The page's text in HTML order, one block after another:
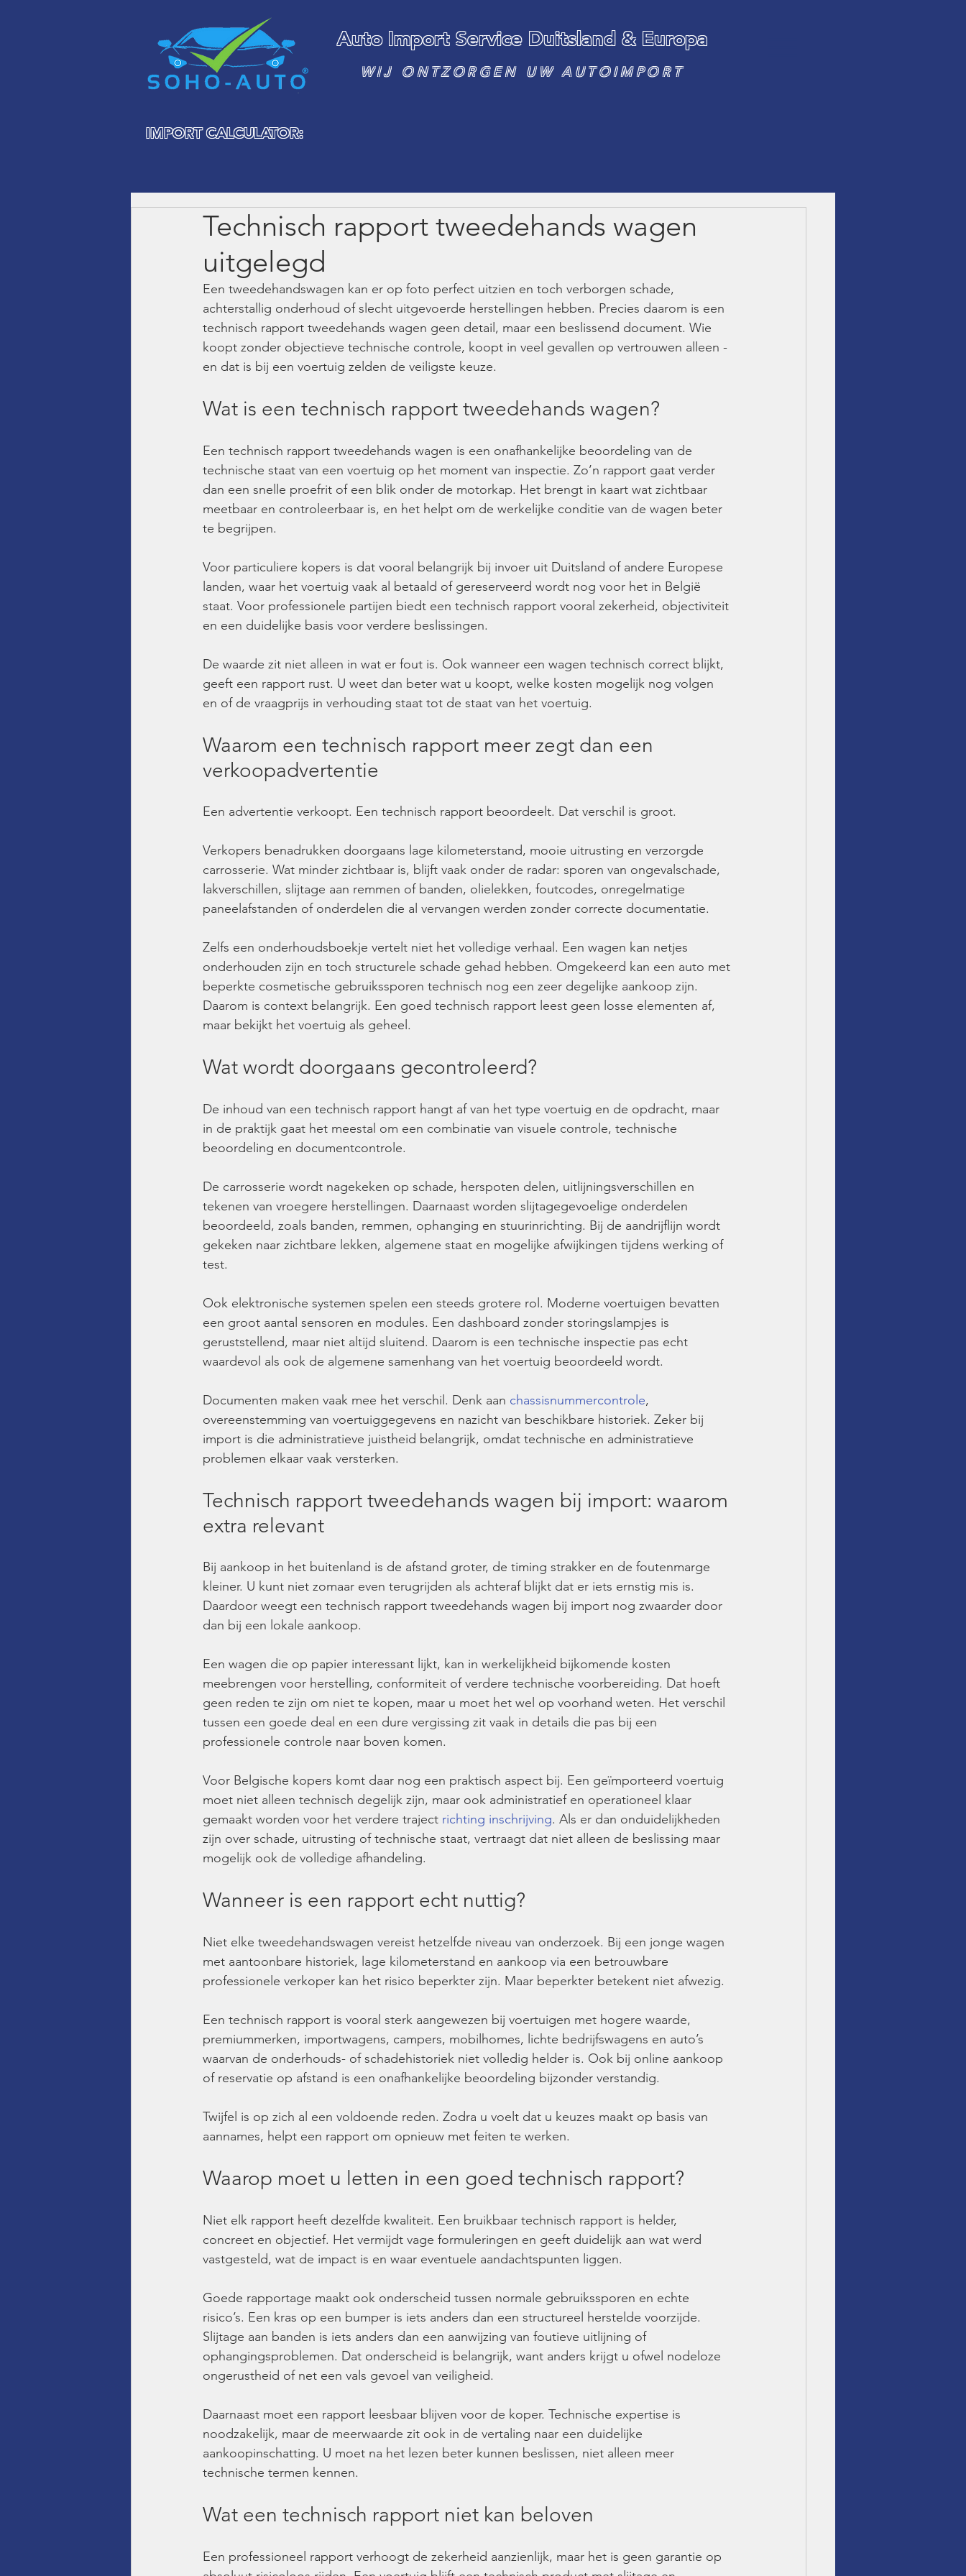
Auto Import Service Duitsland & Europa
WIJ ONTZORGEN UW AUTOIMPORT
IMPORT CALCULATOR:
Technisch rapport tweedehands wagen
uitgelegd
Een tweedehandswagen kan er op foto perfect uitzien en toch verborgen schade,
achterstallig onderhoud of slecht uitgevoerde herstellingen hebben. Precies daarom is een
technisch rapport tweedehands wagen geen detail, maar een beslissend document. Wie
koopt zonder objectieve technische controle, koopt in veel gevallen op vertrouwen alleen -
en dat is bij een voertuig zelden de veiligste keuze.
Wat is een technisch rapport tweedehands wagen?
Een technisch rapport tweedehands wagen is een onafhankelijke beoordeling van de
technische staat van een voertuig op het moment van inspectie. Zo’n rapport gaat verder
dan een snelle proefrit of een blik onder de motorkap. Het brengt in kaart wat zichtbaar
meetbaar en controleerbaar is, en het helpt om de werkelijke conditie van de wagen beter
te begrijpen.
Voor particuliere kopers is dat vooral belangrijk bij invoer uit Duitsland of andere Europese
landen, waar het voertuig vaak al betaald of gereserveerd wordt nog voor het in België
staat. Voor professionele partijen biedt een technisch rapport vooral zekerheid, objectiviteit
en een duidelijke basis voor verdere beslissingen.
De waarde zit niet alleen in wat er fout is. Ook wanneer een wagen technisch correct blijkt,
geeft een rapport rust. U weet dan beter wat u koopt, welke kosten mogelijk nog volgen
en of de vraagprijs in verhouding staat tot de staat van het voertuig.
Waarom een technisch rapport meer zegt dan een
verkoopadvertentie
Een advertentie verkoopt. Een technisch rapport beoordeelt. Dat verschil is groot.
Verkopers benadrukken doorgaans lage kilometerstand, mooie uitrusting en verzorgde
carrosserie. Wat minder zichtbaar is, blijft vaak onder de radar: sporen van ongevalschade,
lakverschillen, slijtage aan remmen of banden, olielekken, foutcodes, onregelmatige
paneelafstanden of onderdelen die al vervangen werden zonder correcte documentatie.
Zelfs een onderhoudsboekje vertelt niet het volledige verhaal. Een wagen kan netjes
onderhouden zijn en toch structurele schade gehad hebben. Omgekeerd kan een auto met
beperkte cosmetische gebruikssporen technisch nog een zeer degelijke aankoop zijn.
Daarom is context belangrijk. Een goed technisch rapport leest geen losse elementen af,
maar bekijkt het voertuig als geheel.
Wat wordt doorgaans gecontroleerd?
De inhoud van een technisch rapport hangt af van het type voertuig en de opdracht, maar
in de praktijk gaat het meestal om een combinatie van visuele controle, technische
beoordeling en documentcontrole.
De carrosserie wordt nagekeken op schade, herspoten delen, uitlijningsverschillen en
tekenen van vroegere herstellingen. Daarnaast worden slijtagegevoelige onderdelen
beoordeeld, zoals banden, remmen, ophanging en stuurinrichting. Bij de aandrijflijn wordt
gekeken naar zichtbare lekken, algemene staat en mogelijke afwijkingen tijdens werking of
test.
Ook elektronische systemen spelen een steeds grotere rol. Moderne voertuigen bevatten
een groot aantal sensoren en modules. Een dashboard zonder storingslampjes is
geruststellend, maar niet altijd sluitend. Daarom is een technische inspectie pas echt
waardevol als ook de algemene samenhang van het voertuig beoordeeld wordt.
Documenten maken vaak mee het verschil. Denk aan chassisnummercontrole,
overeenstemming van voertuiggegevens en nazicht van beschikbare historiek. Zeker bij
import is die administratieve juistheid belangrijk, omdat technische en administratieve
problemen elkaar vaak versterken.
Technisch rapport tweedehands wagen bij import: waarom
extra relevant
Bij aankoop in het buitenland is de afstand groter, de timing strakker en de foutenmarge
kleiner. U kunt niet zomaar even terugrijden als achteraf blijkt dat er iets ernstig mis is.
Daardoor weegt een technisch rapport tweedehands wagen bij import nog zwaarder door
dan bij een lokale aankoop.
Een wagen die op papier interessant lijkt, kan in werkelijkheid bijkomende kosten
meebrengen voor herstelling, conformiteit of verdere technische voorbereiding. Dat hoeft
geen reden te zijn om niet te kopen, maar u moet het wel op voorhand weten. Het verschil
tussen een goede deal en een dure vergissing zit vaak in details die pas bij een
professionele controle naar boven komen.
Voor Belgische kopers komt daar nog een praktisch aspect bij. Een geïmporteerd voertuig
moet niet alleen technisch degelijk zijn, maar ook administratief en operationeel klaar
gemaakt worden voor het verdere traject richting inschrijving. Als er dan onduidelijkheden
zijn over schade, uitrusting of technische staat, vertraagt dat niet alleen de beslissing maar
mogelijk ook de volledige afhandeling.
Wanneer is een rapport echt nuttig?
Niet elke tweedehandswagen vereist hetzelfde niveau van onderzoek. Bij een jonge wagen
met aantoonbare historiek, lage kilometerstand en aankoop via een betrouwbare
professionele verkoper kan het risico beperkter zijn. Maar beperkter betekent niet afwezig.
Een technisch rapport is vooral sterk aangewezen bij voertuigen met hogere waarde,
premiummerken, importwagens, campers, mobilhomes, lichte bedrijfswagens en auto’s
waarvan de onderhouds- of schadehistoriek niet volledig helder is. Ook bij online aankoop
of reservatie op afstand is een onafhankelijke beoordeling bijzonder verstandig.
Twijfel is op zich al een voldoende reden. Zodra u voelt dat u keuzes maakt op basis van
aannames, helpt een rapport om opnieuw met feiten te werken.
Waarop moet u letten in een goed technisch rapport?
Niet elk rapport heeft dezelfde kwaliteit. Een bruikbaar technisch rapport is helder,
concreet en objectief. Het vermijdt vage formuleringen en geeft duidelijk aan wat werd
vastgesteld, wat de impact is en waar eventuele aandachtspunten liggen.
Goede rapportage maakt ook onderscheid tussen normale gebruikssporen en echte
risico’s. Een kras op een bumper is iets anders dan een structureel herstelde voorzijde.
Slijtage aan banden is iets anders dan een aanwijzing van foutieve uitlijning of
ophangingsproblemen. Dat onderscheid is belangrijk, want anders krijgt u ofwel nodeloze
ongerustheid of net een vals gevoel van veiligheid.
Daarnaast moet een rapport leesbaar blijven voor de koper. Technische expertise is
noodzakelijk, maar de meerwaarde zit ook in de vertaling naar een duidelijke
aankoopinschatting. U moet na het lezen beter kunnen beslissen, niet alleen meer
technische termen kennen.
Wat een technisch rapport niet kan beloven
Een professioneel rapport verhoogt de zekerheid aanzienlijk, maar het is geen garantie op